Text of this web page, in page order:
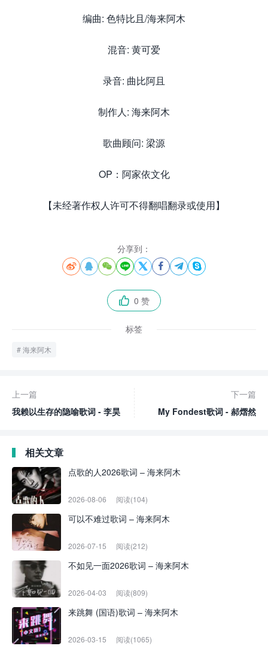
编曲: 色特比且/海来阿木
混音: 黄可爱
录音: 曲比阿且
制作人: 海来阿木
歌曲顾问: 梁源
OP：阿家依文化
【未经著作权人许可不得翻唱翻录或使用】
分享到：
       
 0 赞
标签
海来阿木
上一篇
我赖以生存的隐喻歌词 - 李昊
下一篇
My Fondest歌词 - 郝熠然
相关文章
点歌的人2026歌词 – 海来阿木
2026-08-06 阅读(104)
可以不难过歌词 – 海来阿木
2026-07-15 阅读(212)
不如见一面2026歌词 – 海来阿木
2026-04-03 阅读(809)
来跳舞 (国语)歌词 – 海来阿木
2026-03-15 阅读(1065)